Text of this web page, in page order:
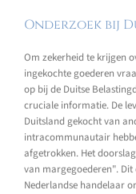
Onderzoek bij
Om zekerheid te krijgen
ingekochte goederen
op bij de Duitse
cruciale informatie. De
Duitsland gekocht van
intracommunautair
afgetrokken. Het
van margegoederen".
Nederlandse handelaar